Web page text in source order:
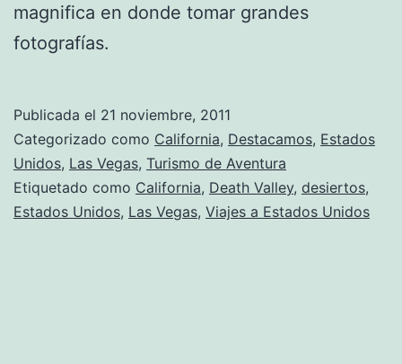
magnifica en donde tomar grandes
fotografías.
Publicada el 21 noviembre, 2011
Categorizado como California, Destacamos, Estados
Unidos, Las Vegas, Turismo de Aventura
Etiquetado como California, Death Valley, desiertos,
Estados Unidos, Las Vegas, Viajes a Estados Unidos